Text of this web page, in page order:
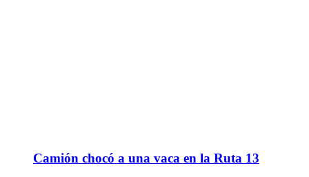
Camión chocó a una vaca en la Ruta 13